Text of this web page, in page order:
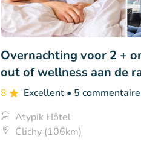
Overnachting voor 2 +
out of wellness aan de
8 Excellent • 5
Atypik Hôtel
Clichy (106km)